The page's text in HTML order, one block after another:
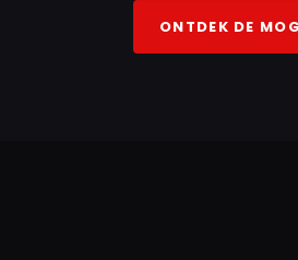
ONTDEK DE